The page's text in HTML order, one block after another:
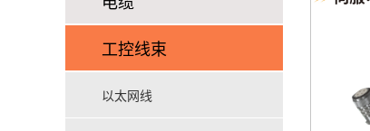
工控线束
以太网线